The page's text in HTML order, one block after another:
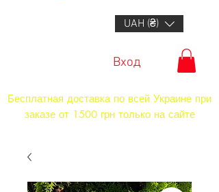
UAH (₴)
Вход
Бесплатная доставка по всей Украине при
заказе от 1500 грн только на сайте